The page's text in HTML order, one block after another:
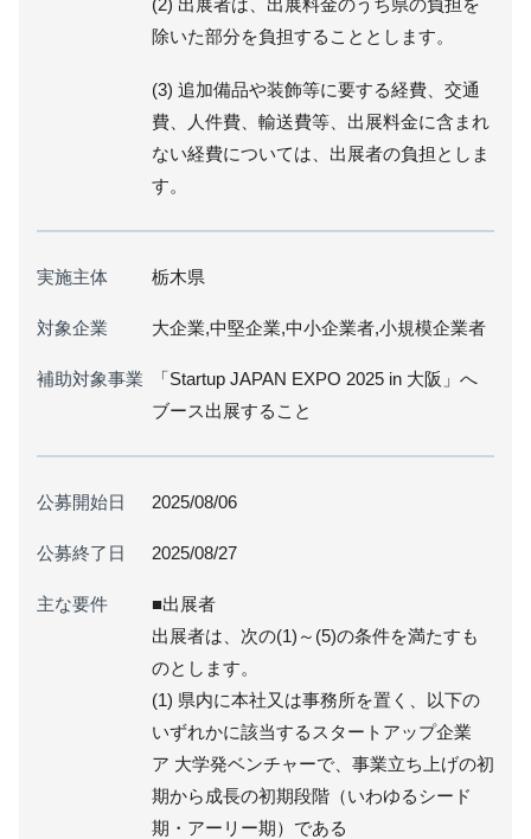
除いた部分を負担することとします。
(3) 追加備品や装飾等に要する経費、交通
費、人件費、輸送費等、出展料金に含まれ
ない経費については、出展者の負担としま
す。
実施主体 栃木県
対象企業 大企業,中堅企業,中小企業者,小規模企業者
補助対象事業
「Startup JAPAN EXPO 2025 in 大阪」へ
ブース出展すること
公募開始日 2025/08/06
公募終了日 2025/08/27
主な要件
■出展者
出展者は、次の(1)～(5)の条件を満たすも
のとします。
(1) 県内に本社又は事務所を置く、以下の
いずれかに該当するスタートアップ企業
ア 大学発ベンチャーで、事業立ち上げの初
期から成長の初期段階（いわゆるシード
期・アーリー期）である